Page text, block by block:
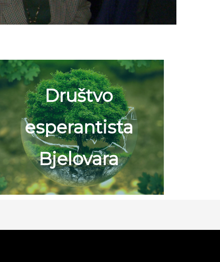
Društvo
esperantista
Bjelovara